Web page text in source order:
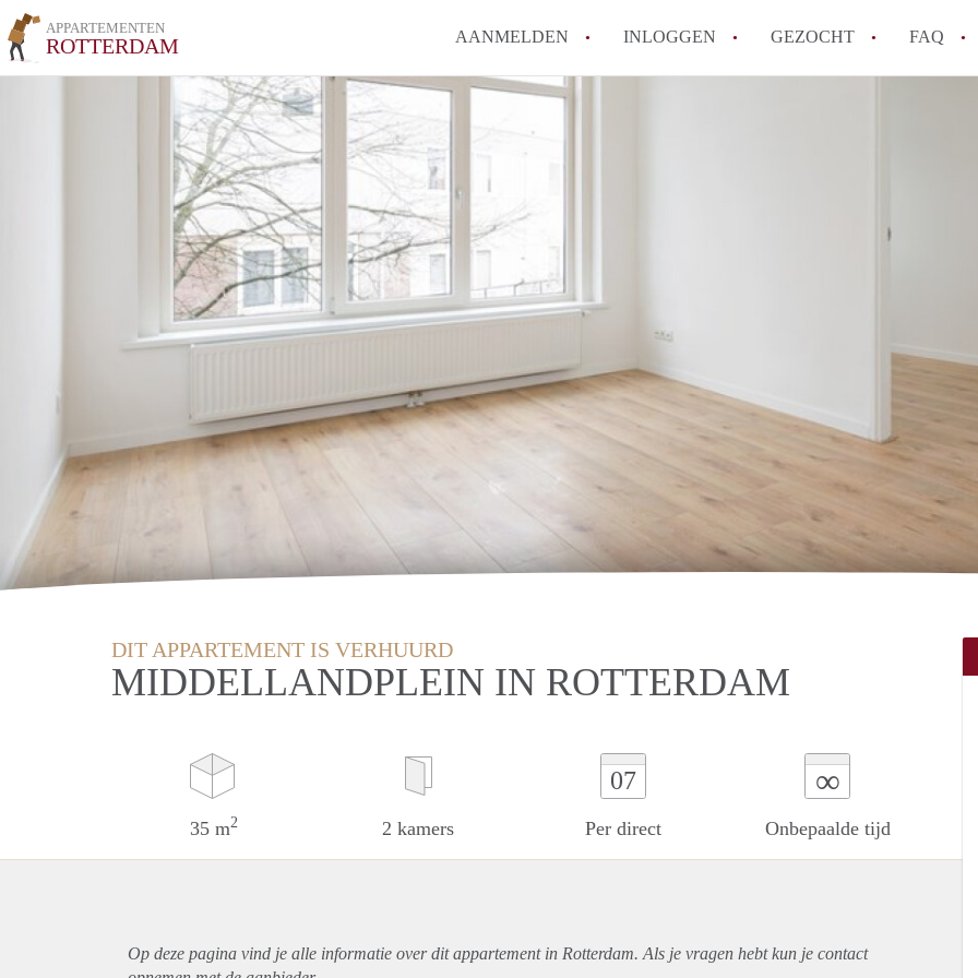
APPARTEMENTEN
ROTTERDAM AANMELDEN INLOGGEN GEZOCHT FAQ
Wat is de privacyverklaring van
DIT APPARTEMENT IS VERHUURD
MIDDELLANDPLEIN IN ROTTERDAM
35 m2 2 kamers
07
Per direct
∞
Onbepaalde tijd
Op deze pagina vind je alle informatie over ditappartementin Rotterdam. Als je vragen hebt kun je contact